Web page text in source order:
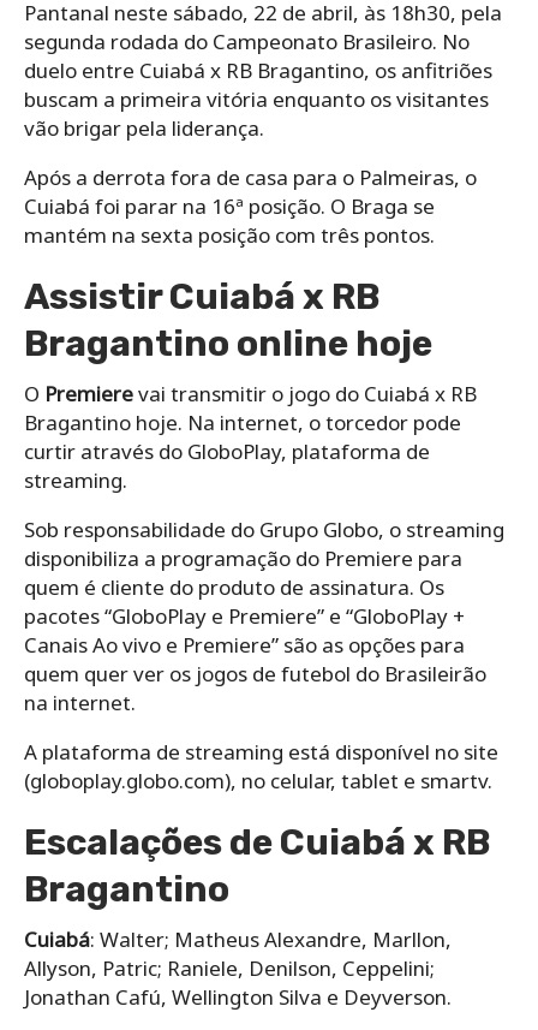
Pantanal neste sábado, 22 de abril, às 18h30, pela
segunda rodada do Campeonato Brasileiro. No
duelo entre Cuiabá x RB Bragantino, os anfitriões
buscam a primeira vitória enquanto os visitantes
vão brigar pela liderança.
Após a derrota fora de casa para o Palmeiras, o
Cuiabá foi parar na 16ª posição. O Braga se
mantém na sexta posição com três pontos.
Assistir Cuiabá x RB
Bragantino online hoje
O Premierevai transmitir o jogo do Cuiabá x RB
Bragantino hoje. Na internet, o torcedor pode
curtir através do GloboPlay, plataforma de
streaming.
Sob responsabilidade do Grupo Globo, o streaming
disponibiliza a programação do Premiere para
quem é cliente do produto de assinatura. Os
pacotes “GloboPlay e Premiere” e “GloboPlay +
Canais Ao vivo e Premiere” são as opções para
quem quer ver os jogos de futebol do Brasileirão
na internet.
A plataforma de streaming está disponível no site
(globoplay.globo.com), no celular, tablet e smartv.
Escalações de Cuiabá x RB
Bragantino
Cuiabá: Walter; Matheus Alexandre, Marllon,
Allyson, Patric; Raniele, Denilson, Ceppelini;
Jonathan Cafú, Wellington Silva e Deyverson.